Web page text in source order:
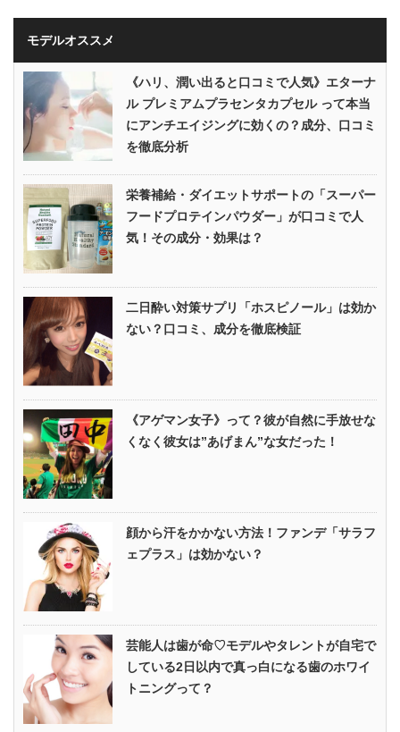
モデルオススメ
《ハリ、潤い出ると口コミで人気》エターナ
ル プレミアムプラセンタカプセル って本当
にアンチエイジングに効くの？成分、口コミ
を徹底分析
栄養補給・ダイエットサポートの「スーパー
フードプロテインパウダー」が口コミで人
気！その成分・効果は？
二日酔い対策サプリ「ホスピノール」は効か
ない？口コミ、成分を徹底検証
《アゲマン女子》って？彼が自然に手放せな
くなく彼女は”あげまん”な女だった！
顔から汗をかかない方法！ファンデ「サラフ
ェプラス」は効かない？
芸能人は歯が命♡モデルやタレントが自宅で
している2日以内で真っ白になる歯のホワイ
トニングって？